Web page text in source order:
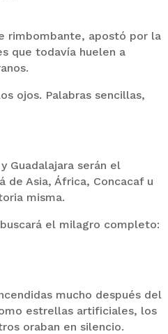
rimbombante, apostó por la
que todavía huelen a
ojos. Palabras sencillas,
Guadalajara serán el
Asia, África, Concacaf u
misma.
el milagro completo:
mucho después del
estrellas artificiales, los
oraban en silencio.